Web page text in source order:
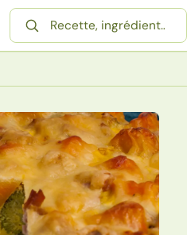
Rechercher une recette